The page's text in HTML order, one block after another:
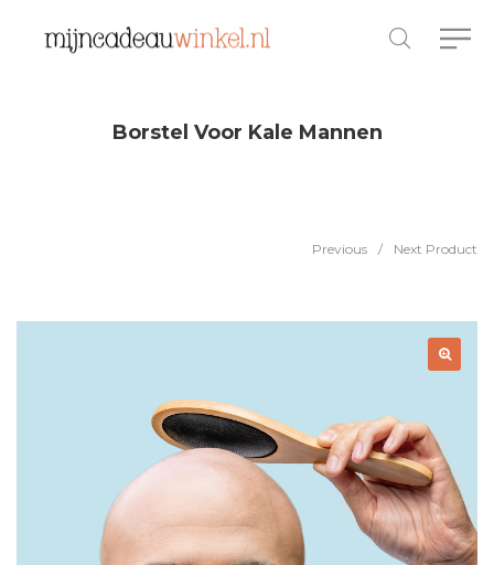
Borstel Voor Kale Mannen
Previous / Next Product